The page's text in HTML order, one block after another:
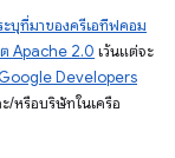
บุที่มาของครีเอทีฟคอม
Apache 2.0 เว้นแต่จะ
Developers
/หรือบริษัทในเครือ